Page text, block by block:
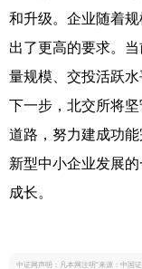
和升级。企业随着
出了更高的要求。
量规模、交投活跃水
下一步，北交所将
道路，努力建成功
新型中小企业发展
成长。
中证网声明：凡本网注明“来源：中国